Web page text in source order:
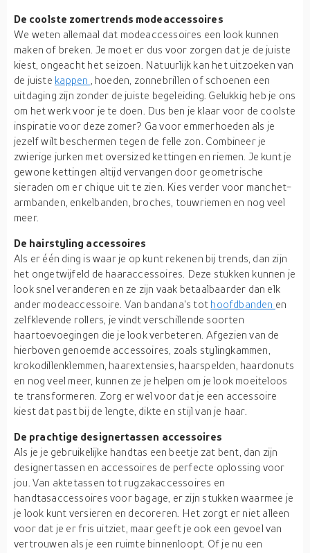
De coolste zomertrends modeaccessoires
We weten allemaal dat modeaccessoires een look kunnen
maken of breken. Je moet er dus voor zorgen dat je de juiste
kiest, ongeacht het seizoen. Natuurlijk kan het uitzoeken van
de juiste kappen
hoeden, zonnebrillen of schoenen een
uitdaging zijn zonder de juiste begeleiding. Gelukkig heb je ons
om het werk voor je te doen. Dus ben je klaar voor de coolste
inspiratie voor deze zomer? Ga voor emmerhoeden als je
jezelf wilt beschermen tegen de felle zon. Combineer je
zwierige jurken met oversized kettingen en riemen. Je kunt je
gewone kettingen altijd vervangen door geometrische
sieraden om er chique uit te zien. Kies verder voor manchet-
armbanden, enkelbanden, broches, touwriemen en nog veel
meer.
De hairstyling accessoires
Als er één ding is waar je op kunt rekenen bij trends, dan zijn
het ongetwijfeld de haaraccessoires. Deze stukken kunnen je
look snel veranderen en ze zijn vaak betaalbaarder dan elk
ander modeaccessoire. Van bandana's tot hoofdbanden en
zelfklevende rollers, je vindt verschillende soorten
haartoevoegingen die je look verbeteren. Afgezien van de
hierboven genoemde accessoires, zoals stylingkammen,
krokodillenklemmen, haarextensies, haarspelden, haardonuts
en nog veel meer, kunnen ze je helpen om je look moeiteloos
te transformeren. Zorg er wel voor dat je een accessoire
kiest dat past bij de lengte, dikte en stijl van je haar.
De prachtige designertassen accessoires
Als je je gebruikelijke handtas een beetje zat bent, dan zijn
designertassen en accessoires de perfecte oplossing voor
jou. Van aktetassen tot rugzakaccessoires en
handtasaccessoires voor bagage, er zijn stukken waarmee je
je look kunt versieren en decoreren. Het zorgt er niet alleen
voor dat je er fris uitziet, maar geeft je ook een gevoel van
vertrouwen als je een ruimte binnenloopt. Of je nu een